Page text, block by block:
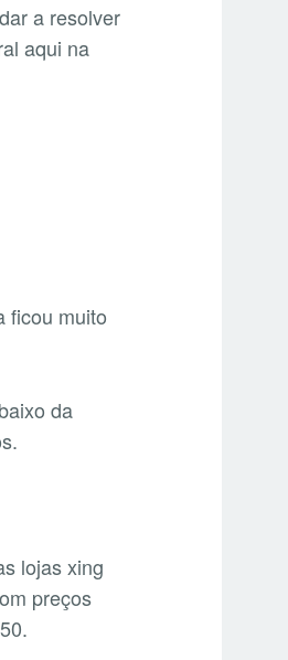
a resolver
aqui na
ficou muito
da
lojas xing
preços